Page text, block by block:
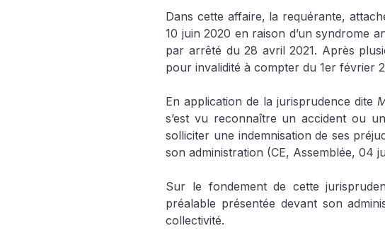
Dans cette affaire, la requérante,
10 juin 2020 en raison d’un
par arrêté du 28 avril 2021. Après
pour invalidité à compter du 1er février
En application de la jurisprudence dite
s’est vu reconnaître un accident ou
solliciter une indemnisation de ses
son administration (CE, Assemblée, 04
Sur le fondement de cette
préalable présentée devant son
collectivité.